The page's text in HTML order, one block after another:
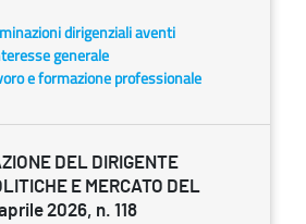
dirigenziali aventi
generale
e formazione professionale
DEL DIRIGENTE
E MERCATO DEL
2026, n. 118